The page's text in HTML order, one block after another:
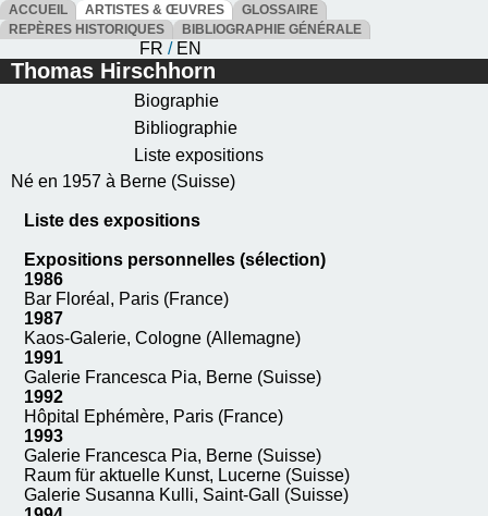
ACCUEIL ARTISTES & ŒUVRES
GLOSSAIRE
REPÈRES HISTORIQUES
BIBLIOGRAPHIE GÉNÉRALE
FR / EN
Thomas Hirschhorn